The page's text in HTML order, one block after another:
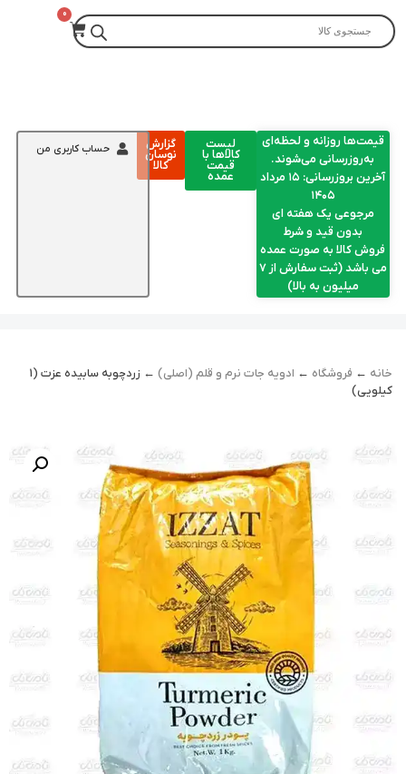
قیمت‌ها روزانه و لحظه‌ای
به‌روزرسانی می‌شوند.
آخرین بروزرسانی: ۱۵ مرداد
۱۴۰۵
مرجوعی یک هفته ای
بدون قید و شرط
فروش کالا به صورت عمده
می باشد (ثبت سفارش از 7
میلیون به بالا)
لیست
کالاها با
قیمت
عمده
گزارش
نوسان
کالا
حساب کاربری من
خانه ← فروشگاه ← ادویه جات نرم و قلم (اصلی)
← زردچوبه سابیده عزت (1
کیلویی)